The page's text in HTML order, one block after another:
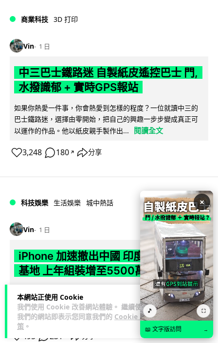
本網站正使用 Cookie
我們使用 Cookie 改善網站體驗。 繼續使用
我們的網站即表示您同意我們的 Cookie 政
策 。
商業科技 3D 打印
Vin 1 日
中三巴士鐵路迷 自製紙皮遙控巴士 門,
水撥識郁 + 實時GPS報站
如果你熱愛一件事，你會熱愛到怎樣的程度？一位就讀中三的
巴士鐵路迷，選擇由零開始，把自己的興趣一步步變成真正可
以運作的作品。他以紙皮親手製作出...
閱讀全文
3,248 180 ↗ 分享
科技娛樂 生活娛樂 城中熱話
Vin 1 日
iPhone 加速撤出中國 印度成新機主要
基地 上年組裝增至5500萬部
Apple 加速將 iPhone 生產線由中國轉往印度，目標兩年內將
產量最高 50% 移至當地。印度政府推出關稅豁免及稅務優惠延
長至 204... 閱讀全文
495 231 分享
×
🎵 ⛶
📖 文字版訪問 →